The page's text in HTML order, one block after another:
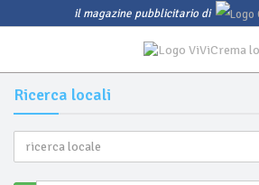
il magazine pubblicitario di
Ricerca locali